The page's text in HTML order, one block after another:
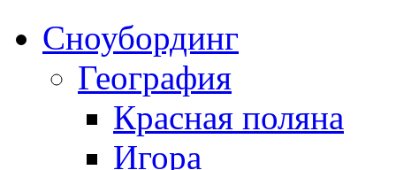
Сноубординг
География
Красная поляна
Игора